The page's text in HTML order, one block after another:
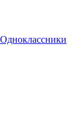
Одноклассники